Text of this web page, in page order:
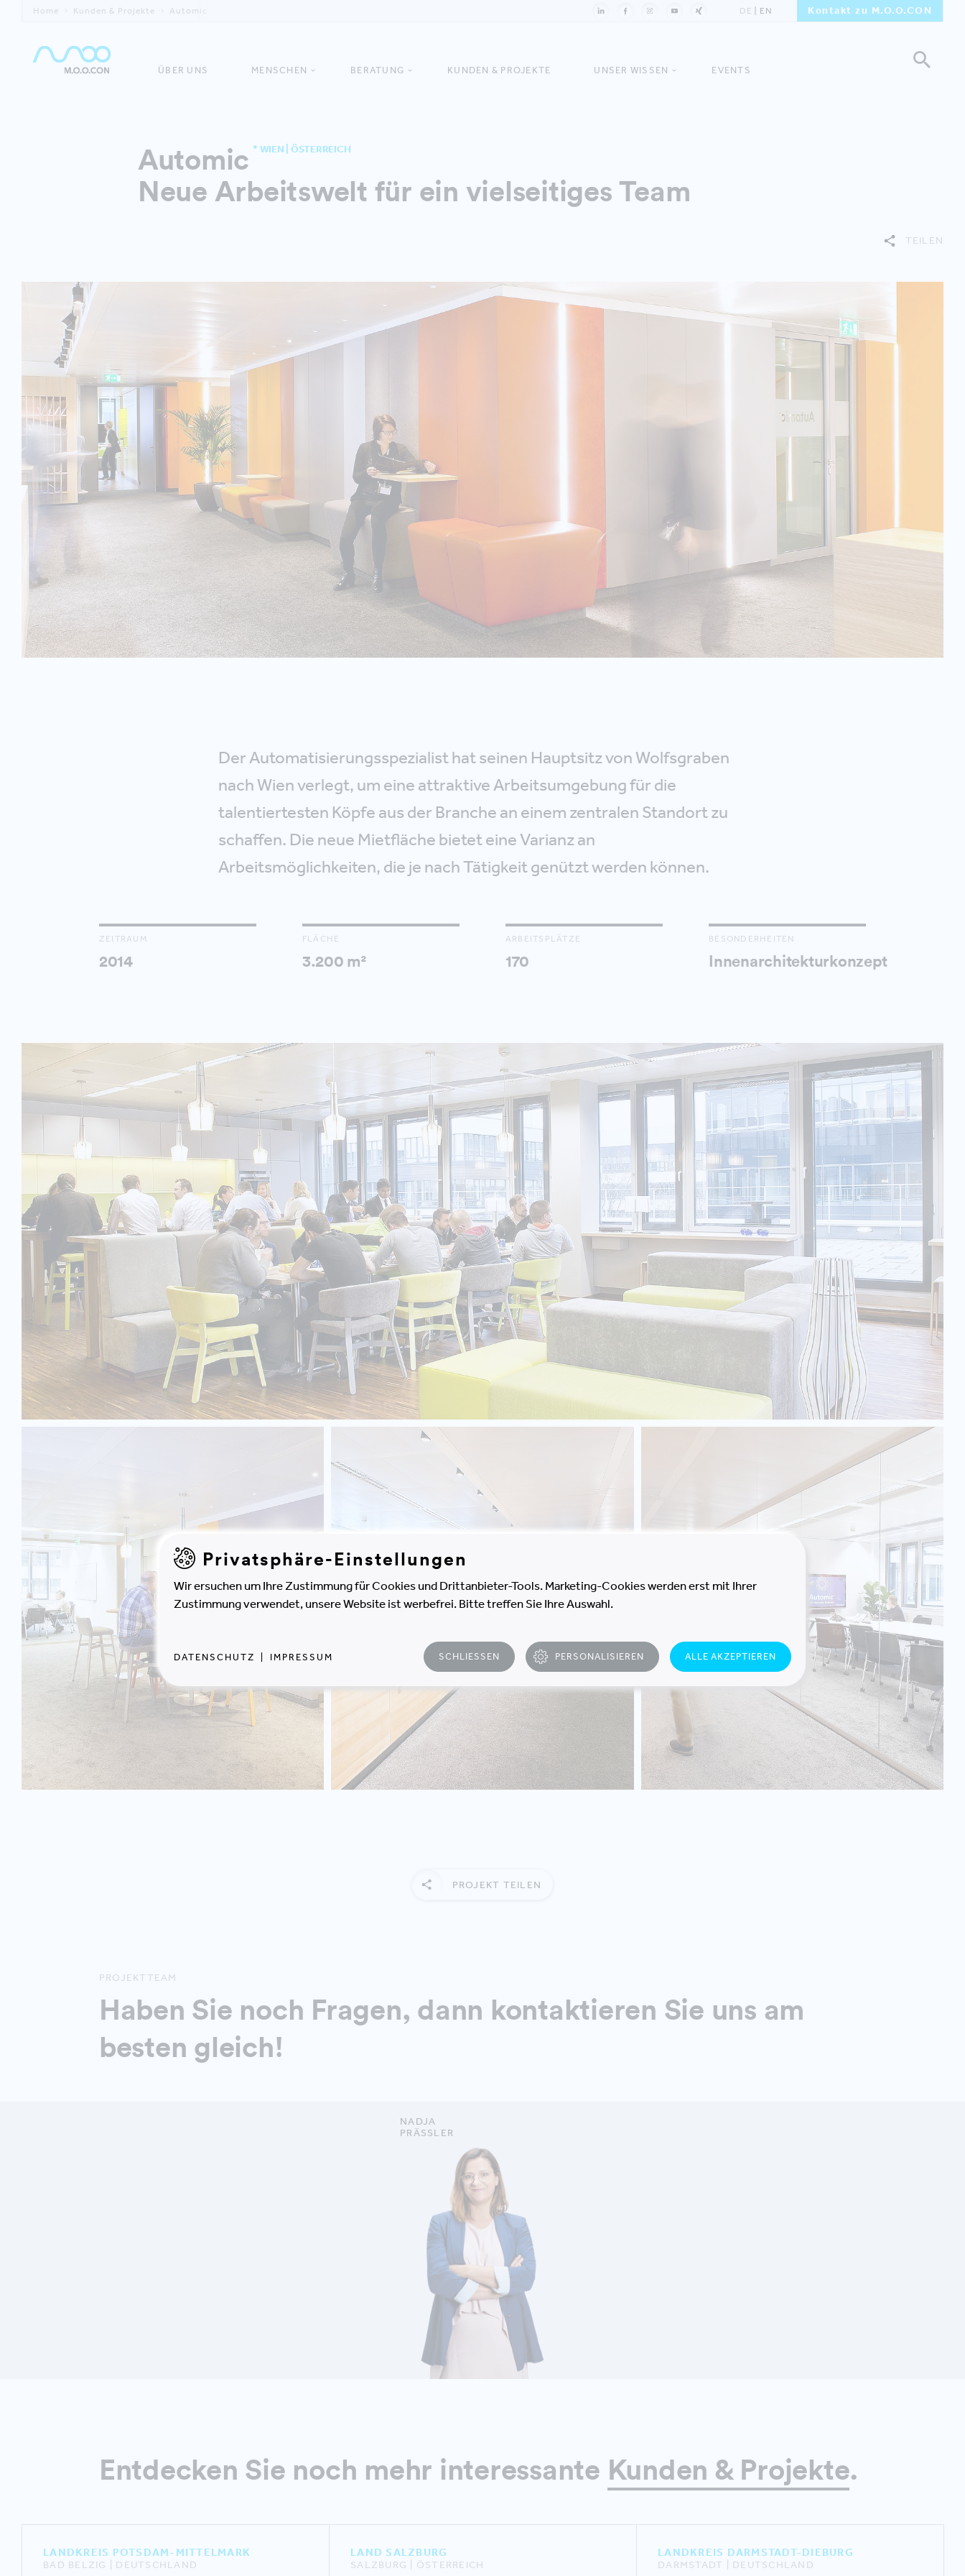
Home Kunden & Projekte Automic DE EN Kontakt zu M.O.O.CON
ÜBER UNS MENSCHEN BERATUNG KUNDEN & PROJEKTE UNSER WISSEN EVENTS
Automic * WIEN | ÖSTERREICH
Neue Arbeitswelt für ein vielseitiges Team
TEILEN
Der Automatisierungsspezialist hat seinen Hauptsitz von Wolfsgraben
nach Wien verlegt, um eine attraktive Arbeitsumgebung für die
talentiertesten Köpfe aus der Branche an einem zentralen Standort zu
schaffen. Die neue Mietfläche bietet eine Varianz an
Arbeitsmöglichkeiten, die je nach Tätigkeit genützt werden können.
ZEITRAUM
2014
FLÄCHE
3.200 m²
ARBEITSPLÄTZE
170
BESONDERHEITEN
Innenarchitekturkonzept
PROJEKT TEILEN
PROJEKTTEAM
Haben Sie noch Fragen, dann kontaktieren Sie uns am
besten gleich!
DETAILS ANZEIGEN
NADJA
PRÄSSLER
Entdecken Sie noch mehr interessante Kunden & Projekte.
LANDKREIS POTSDAM-MITTELMARK
BAD BELZIG | DEUTSCHLAND
LAND SALZBURG
SALZBURG | ÖSTERREICH
LANDKREIS DARMSTADT-DIEBURG
DARMSTADT | DEUTSCHLAND
Privatsphäre-Einstellungen
Wir ersuchen um Ihre Zustimmung für Cookies und Drittanbieter-Tools. Marketing-Cookies werden erst mit Ihrer
Zustimmung verwendet, unsere Website ist werbefrei. Bitte treffen Sie Ihre Auswahl.
DATENSCHUTZ IMPRESSUM SCHLIESSEN PERSONALISIEREN ALLE AKZEPTIEREN